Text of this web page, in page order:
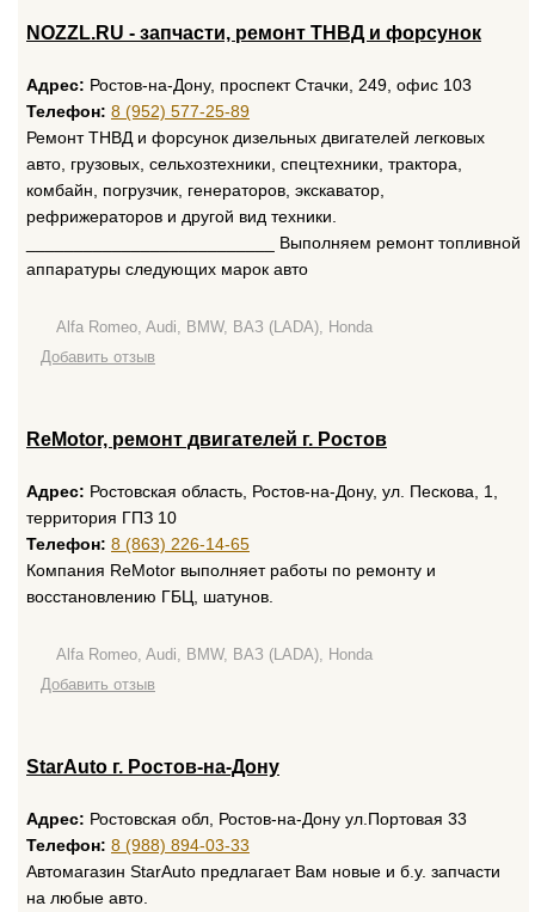
NOZZL.RU - запчасти, ремонт ТНВД и форсунок
Адрес: Ростов-на-Дону, проспект Стачки, 249, офис 103
Телефон: 8 (952) 577-25-89
Ремонт ТНВД и форсунок дизельных двигателей легковых
авто, грузовых, сельхозтехники, спецтехники, трактора,
комбайн, погрузчик, генераторов, экскаватор,
рефрижераторов и другой вид техники.
__________________________ Выполняем ремонт топливной
аппаратуры следующих марок авто
Alfa Romeo, Audi, BMW, ВАЗ (LADA), Honda
Добавить отзыв
ReMotor, ремонт двигателей г. Ростов
Адрес: Ростовская область, Ростов-на-Дону, ул. Пескова, 1,
территория ГПЗ 10
Телефон: 8 (863) 226-14-65
Компания ReMotor выполняет работы по ремонту и
восстановлению ГБЦ, шатунов.
Alfa Romeo, Audi, BMW, ВАЗ (LADA), Honda
Добавить отзыв
StarAuto г. Ростов-на-Дону
Адрес: Ростовская обл, Ростов-на-Дону ул.Портовая 33
Телефон: 8 (988) 894-03-33
Автомагазин StarAuto предлагает Вам новые и б.у. запчасти
на любые авто.